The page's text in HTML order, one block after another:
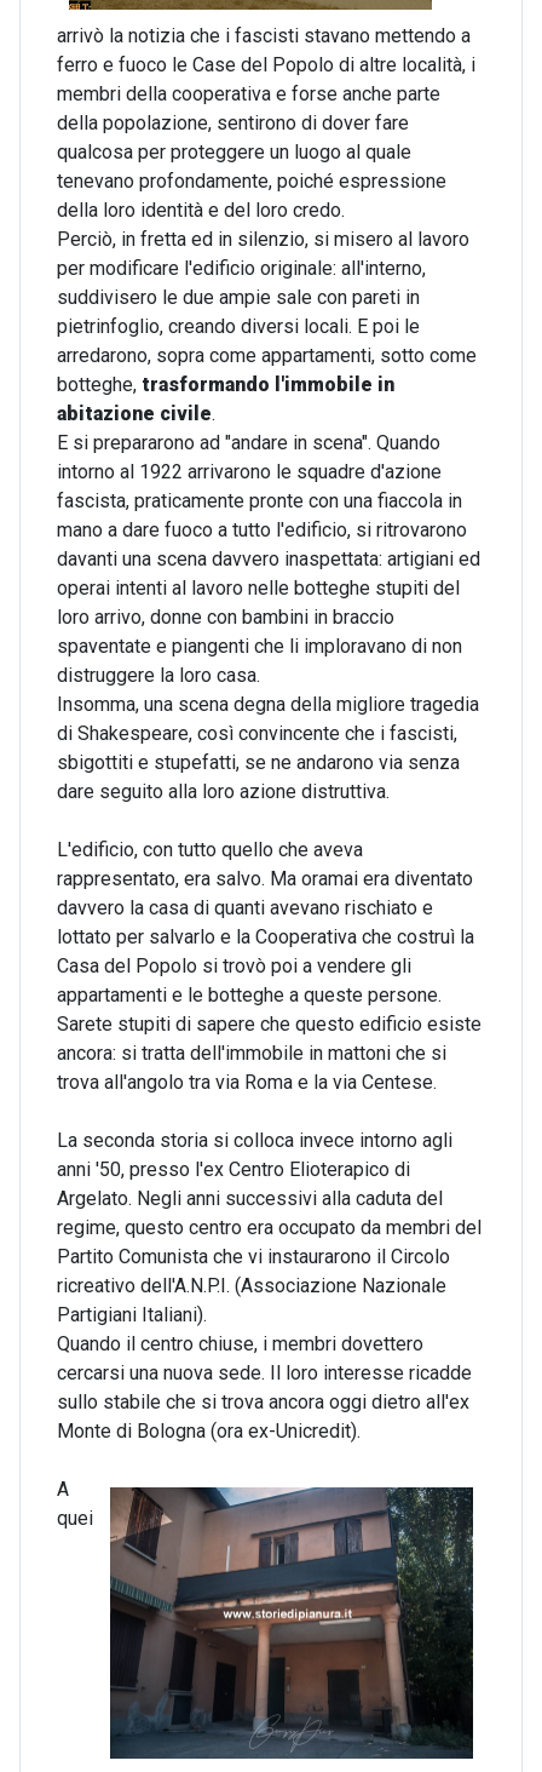
arrivò la notizia che i fascisti stavano mettendo a
ferro e fuoco le Case del Popolo di altre località, i
membri della cooperativa e forse anche parte
della popolazione, sentirono di dover fare
qualcosa per proteggere un luogo al quale
tenevano profondamente, poiché espressione
della loro identità e del loro credo.
Perciò, in fretta ed in silenzio, si misero al lavoro
per modificare l'edificio originale: all'interno,
suddivisero le due ampie sale con pareti in
pietrinfoglio, creando diversi locali. E poi le
arredarono, sopra come appartamenti, sotto come
botteghe, trasformando l'immobile in
abitazione civile.
E si prepararono ad "andare in scena". Quando
intorno al 1922 arrivarono le squadre d'azione
fascista, praticamente pronte con una fiaccola in
mano a dare fuoco a tutto l'edificio, si ritrovarono
davanti una scena davvero inaspettata: artigiani ed
operai intenti al lavoro nelle botteghe stupiti del
loro arrivo, donne con bambini in braccio
spaventate e piangenti che li imploravano di non
distruggere la loro casa.
Insomma, una scena degna della migliore tragedia
di Shakespeare, così convincente che i fascisti,
sbigottiti e stupefatti, se ne andarono via senza
dare seguito alla loro azione distruttiva.
L'edificio, con tutto quello che aveva
rappresentato, era salvo. Ma oramai era diventato
davvero la casa di quanti avevano rischiato e
lottato per salvarlo e la Cooperativa che costruì la
Casa del Popolo si trovò poi a vendere gli
appartamenti e le botteghe a queste persone.
Sarete stupiti di sapere che questo edificio esiste
ancora: si tratta dell'immobile in mattoni che si
trova all'angolo tra via Roma e la via Centese.
La seconda storia si colloca invece intorno agli
anni '50, presso l'ex Centro Elioterapico di
Argelato. Negli anni successivi alla caduta del
regime, questo centro era occupato da membri del
Partito Comunista che vi instaurarono il Circolo
ricreativo dell'A.N.P.I. (Associazione Nazionale
Partigiani Italiani).
Quando il centro chiuse, i membri dovettero
cercarsi una nuova sede. Il loro interesse ricadde
sullo stabile che si trova ancora oggi dietro all'ex
Monte di Bologna (ora ex-Unicredit).
A
quei